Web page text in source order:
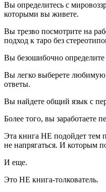
Вы определитесь с
которыми вы живете.
Вы трезво посмотрите на
подход к таро без
Вы безошибочно определите
Вы легко выберете любимую
ответы.
Вы найдете общий язык с
Более того, вы заработаете
Эта книга НЕ подойдет тем
не напрягаться. И которым
И еще.
Это НЕ книга-толкователь.